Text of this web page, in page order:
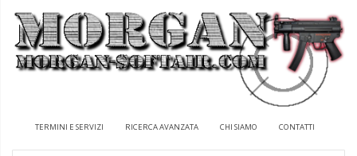
TERMINI E SERVIZI RICERCA AVANZATA CHI SIAMO CONTATTI